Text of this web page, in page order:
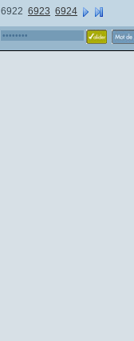
6922 6923 6924